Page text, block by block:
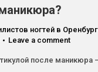
ногтей в
Leave a comment
после маникюра